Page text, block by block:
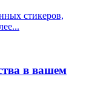
стикеров,
в вашем